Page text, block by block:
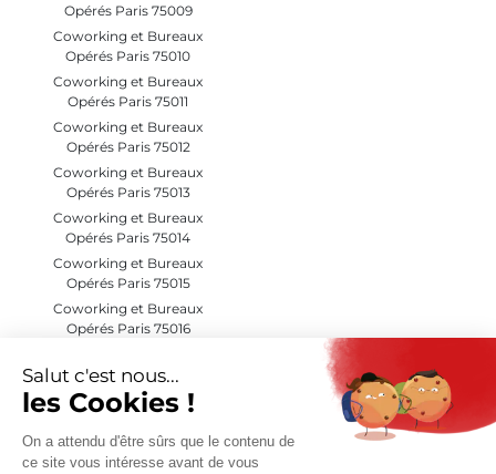
Opérés Paris 75009
Coworking et Bureaux
Opérés Paris 75010
Coworking et Bureaux
Opérés Paris 75011
Coworking et Bureaux
Opérés Paris 75012
Coworking et Bureaux
Opérés Paris 75013
Coworking et Bureaux
Opérés Paris 75014
Coworking et Bureaux
Opérés Paris 75015
Coworking et Bureaux
Opérés Paris 75016
Opérés Paris 75017
Coworking et Bureaux
Opérés Paris 75018
Coworking et Bureaux
Opérés Paris 75019